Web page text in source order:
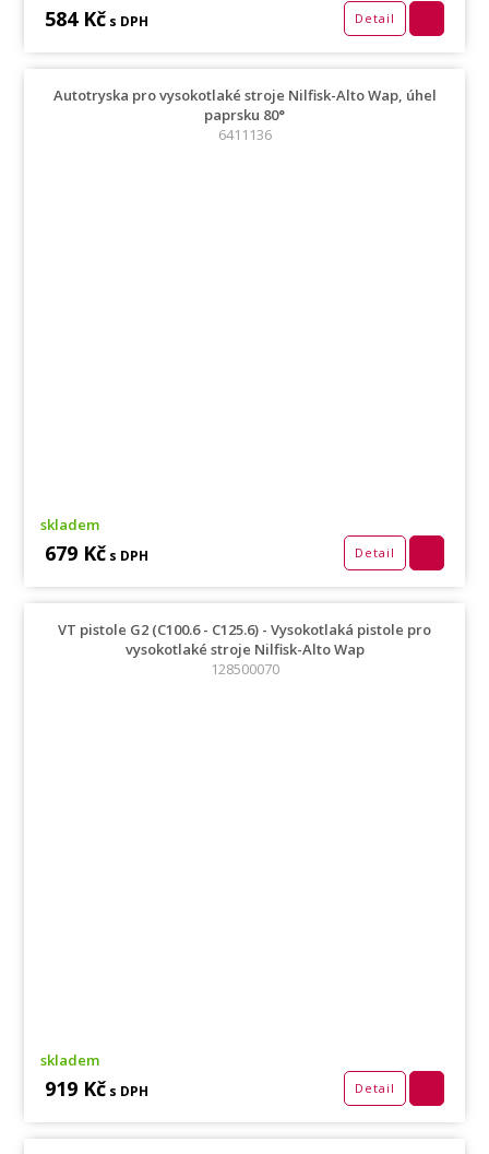
584 Kč s DPH Detail
Autotryska pro vysokotlaké stroje Nilfisk-Alto Wap, úhel
paprsku 80°
6411136
skladem
679 Kč s DPH Detail
VT pistole G2 (C100.6 - C125.6) - Vysokotlaká pistole pro
vysokotlaké stroje Nilfisk-Alto Wap
128500070
skladem
919 Kč s DPH Detail